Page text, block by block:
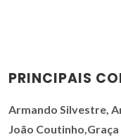
PRINCIPAIS
Armando Silvestre,
João